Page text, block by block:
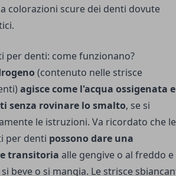
colorazioni scure dei denti dovute
per denti: come funzionano?
(contenuto nelle strisce
agisce come l'acqua ossigenata e
senza rovinare lo smalto, se si
le istruzioni. Va ricordato che le
per denti possono dare una
transitoria alle gengive o al freddo e
beve o si mangia. Le strisce